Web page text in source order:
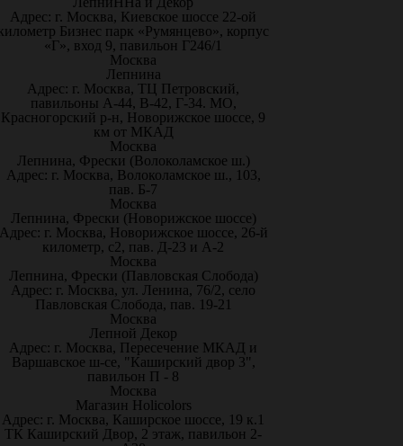
Адрес: г. Москва, Киевское шоссе 22-ой
Бизнес парк «Румянцево», корпус
«Г», вход 9, павильон Г246/1
Москва
Лепнина
Адрес: г. Москва, ТЦ Петровский,
павильоны А-44, В-42, Г-34. МО,
Красногорский р-н, Новорижское шоссе, 9
км от МКАД
Москва
Лепнина, Фрески (Волоколамское ш.)
Адрес: г. Москва, Волоколамское ш., 103,
пав. Б-7
Москва
Лепнина, Фрески (Новорижское шоссе)
г. Москва, Новорижское шоссе, 26-й
километр, с2, пав. Д-23 и А-2
Москва
Лепнина, Фрески (Павловская Слобода)
Адрес: г. Москва, ул. Ленина, 76/2, село
Павловская Слобода, пав. 19-21
Москва
Лепной Декор
Адрес: г. Москва, Пересечение МКАД и
Варшавское ш-се, "Каширский двор 3",
павильон П - 8
Москва
Магазин Holicolors
Адрес: г. Москва, Каширское шоссе, 19 к.1
ТК Каширский Двор, 2 этаж, павильон 2-